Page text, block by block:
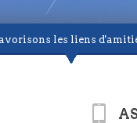
les liens